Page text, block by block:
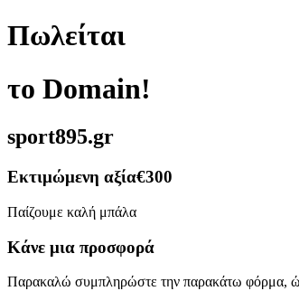
Πωλείται
το Domain!
sport895.gr
Εκτιμώμενη αξία€300
Παίζουμε καλή μπάλα
Κάνε μια προσφορά
Παρακαλώ συμπληρώστε την παρακάτω φόρμα,